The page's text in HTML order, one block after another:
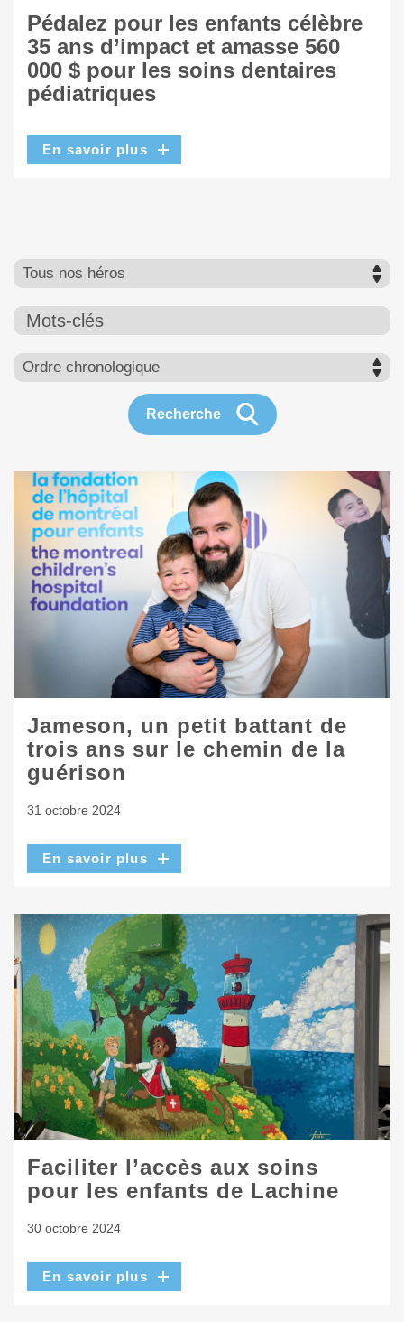
Pédalez pour les enfants célèbre
35 ans d’impact et amasse 560
000 $ pour les soins dentaires
pédiatriques
En savoir plus
Mots-clés
Jameson, un petit battant de
trois ans sur le chemin de la
guérison
31 octobre 2024
En savoir plus
Faciliter l’accès aux soins
pour les enfants de Lachine
30 octobre 2024
En savoir plus